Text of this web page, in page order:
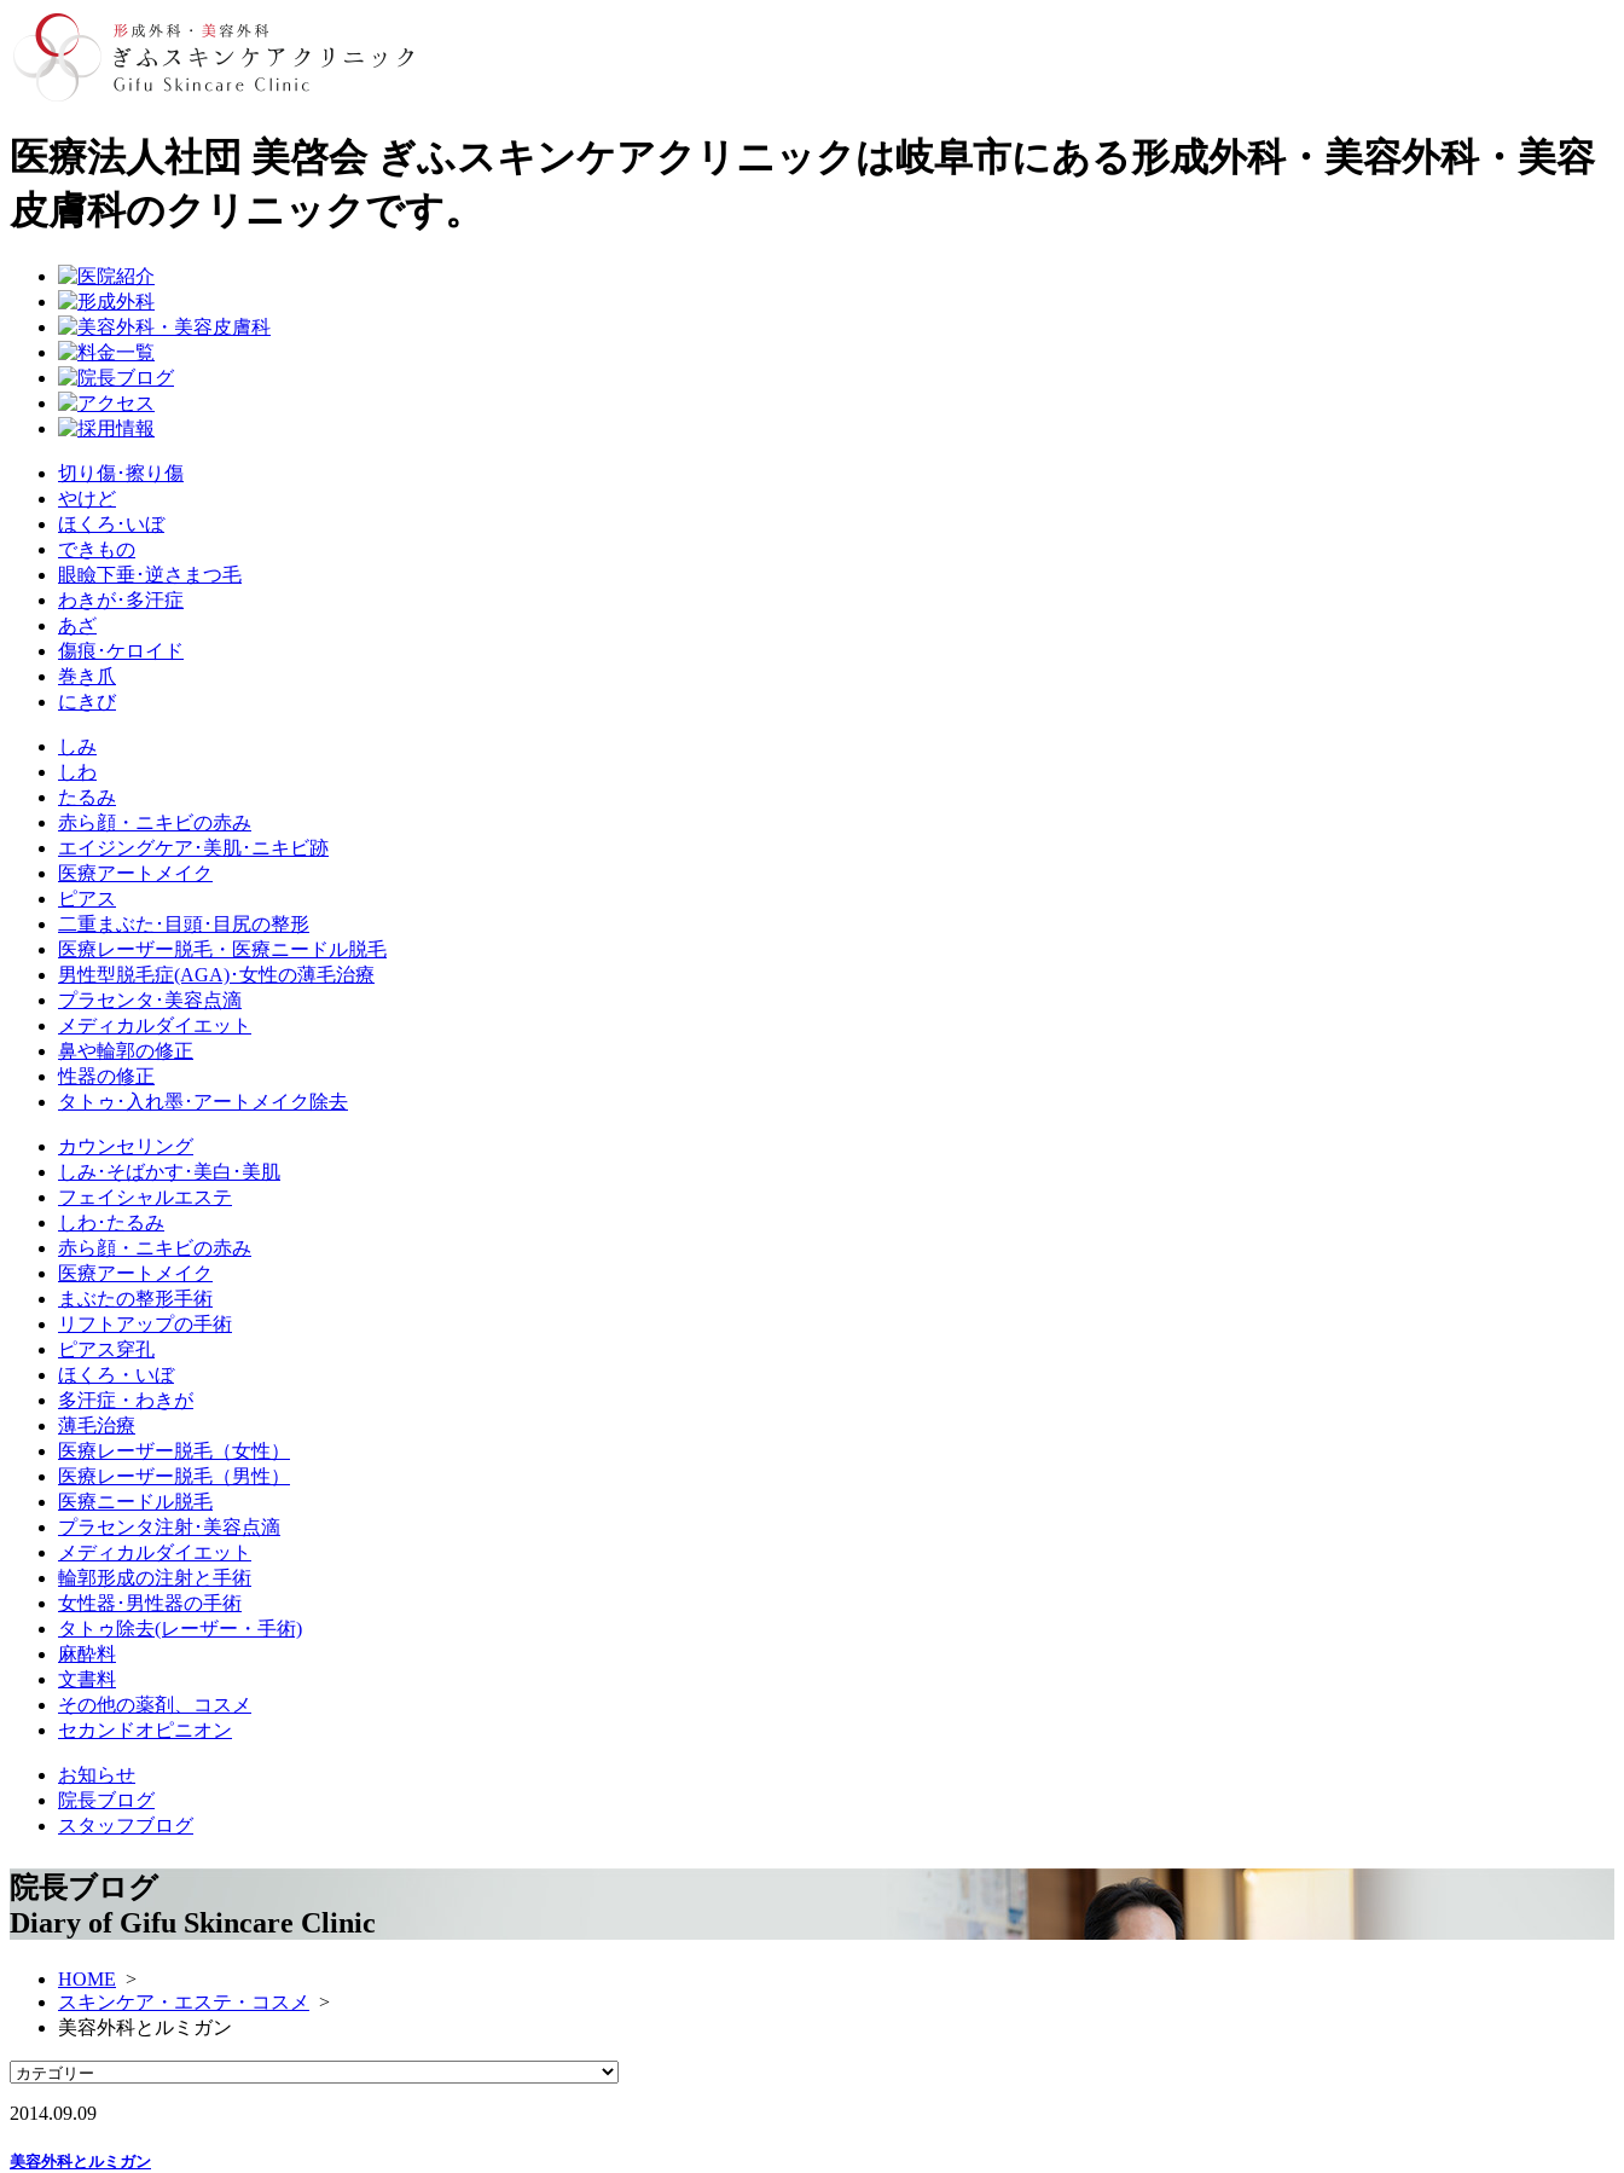
医療法人社団 美啓会 ぎふスキンケアクリニックは岐阜市にある形成外科・美容外科・美容
皮膚科のクリニックです。
切り傷･擦り傷
やけど
ほくろ･いぼ
できもの
眼瞼下垂･逆さまつ毛
わきが･多汗症
あざ
傷痕･ケロイド
巻き爪
にきび
しみ
しわ
たるみ
赤ら顔・ニキビの赤み
エイジングケア･美肌･ニキビ跡
医療アートメイク
ピアス
二重まぶた･目頭･目尻の整形
医療レーザー脱毛・医療ニードル脱毛
男性型脱毛症(AGA)･女性の薄毛治療
プラセンタ･美容点滴
メディカルダイエット
鼻や輪郭の修正
性器の修正
タトゥ･入れ墨･アートメイク除去
カウンセリング
しみ･そばかす･美白･美肌
フェイシャルエステ
しわ･たるみ
赤ら顔・ニキビの赤み
医療アートメイク
まぶたの整形手術
リフトアップの手術
ピアス穿孔
ほくろ・いぼ
多汗症・わきが
薄毛治療
医療レーザー脱毛（女性）
医療レーザー脱毛（男性）
医療ニードル脱毛
プラセンタ注射･美容点滴
メディカルダイエット
輪郭形成の注射と手術
女性器･男性器の手術
タトゥ除去(レーザー・手術)
麻酔料
文書料
その他の薬剤、コスメ
セカンドオピニオン
お知らせ
院長ブログ
スタッフブログ
院長ブログ
Diary of Gifu Skincare Clinic
HOME >
スキンケア・エステ・コスメ
>
美容外科とルミガン
2014.09.09
美容外科とルミガン